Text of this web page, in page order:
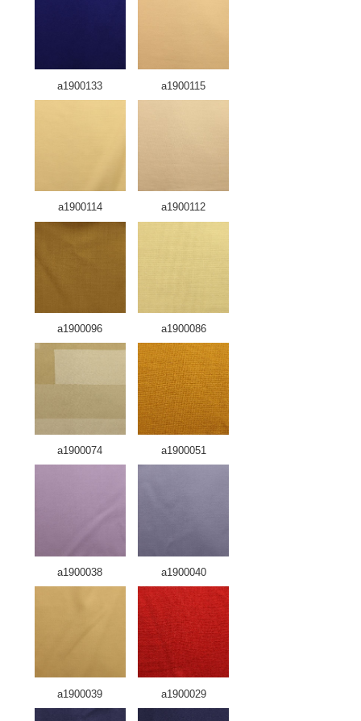
a1900133 a1900115
a1900114 a1900112
a1900096 a1900086
a1900074 a1900051
a1900038 a1900040
a1900039 a1900029